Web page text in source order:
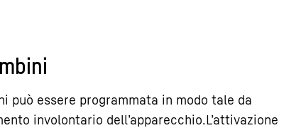
può essere programmata in modo tale da
involontario dell’apparecchio.L’attivazione